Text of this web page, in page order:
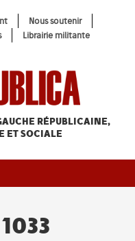
Nous soutenir
Librairie militante
RÉPUBLICAINE,
ET SOCIALE